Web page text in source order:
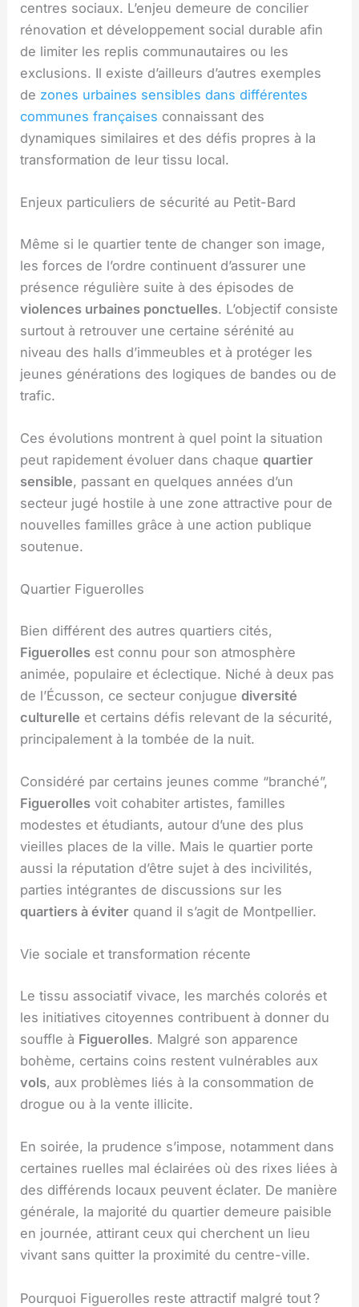
centres sociaux. L’enjeu demeure de concilier
rénovation et développement social durable afin
de limiter les replis communautaires ou les
exclusions. Il existe d’ailleurs d’autres exemples
de zones urbaines sensibles dans différentes
communes françaises connaissant des
dynamiques similaires et des défis propres à la
transformation de leur tissu local.
Enjeux particuliers de sécurité au Petit-Bard
Même si le quartier tente de changer son image,
les forces de l’ordre continuent d’assurer une
présence régulière suite à des épisodes de
violences urbaines ponctuelles. L’objectif consiste
surtout à retrouver une certaine sérénité au
niveau des halls d’immeubles et à protéger les
jeunes générations des logiques de bandes ou de
trafic.
Ces évolutions montrent à quel point la situation
peut rapidement évoluer dans chaquequartier
sensible, passant en quelques années d’un
secteur jugé hostile à une zone attractive pour de
nouvelles familles grâce à une action publique
soutenue.
Quartier Figuerolles
Bien différent des autres quartiers cités,
Figuerolles est connu pour son atmosphère
animée, populaire et éclectique. Niché à deux pas
de l’Écusson, ce secteur conjuguediversité
culturelle et certains défis relevant de la sécurité,
principalement à la tombée de la nuit.
Considéré par certains jeunes comme “branché”,
Figuerolles voit cohabiter artistes, familles
modestes et étudiants, autour d’une des plus
vieilles places de la ville. Mais le quartier porte
aussi la réputation d’être sujet à des incivilités,
parties intégrantes de discussions sur les
quartiers à éviter quand il s’agit de Montpellier.
Vie sociale et transformation récente
Le tissu associatif vivace, les marchés colorés et
les initiatives citoyennes contribuent à donner du
souffle à Figuerolles. Malgré son apparence
bohème, certains coins restent vulnérables aux
vols, aux problèmes liés à la consommation de
drogue ou à la vente illicite.
En soirée, la prudence s’impose, notamment dans
certaines ruelles mal éclairées où des rixes liées à
des différends locaux peuvent éclater. De manière
générale, la majorité du quartier demeure paisible
en journée, attirant ceux qui cherchent un lieu
vivant sans quitter la proximité du centre-ville.
Pourquoi Figuerolles reste attractif malgré tout ?